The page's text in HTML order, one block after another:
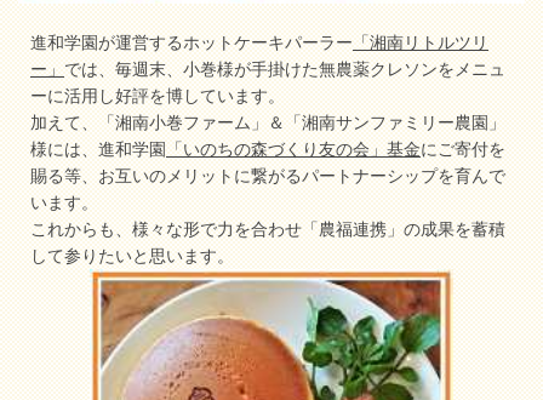
進和学園が運営するホットケーキパーラー「湘南リトルツリ
ー」では、毎週末、小巻様が手掛けた無農薬クレソンをメニュ
ーに活用し好評を博しています。
加えて、「湘南小巻ファーム」＆「湘南サンファミリー農園」
様には、進和学園「いのちの森づくり友の会」基金にご寄付を
賜る等、お互いのメリットに繋がるパートナーシップを育んで
います。
これからも、様々な形で力を合わせ「農福連携」の成果を蓄積
して参りたいと思います。